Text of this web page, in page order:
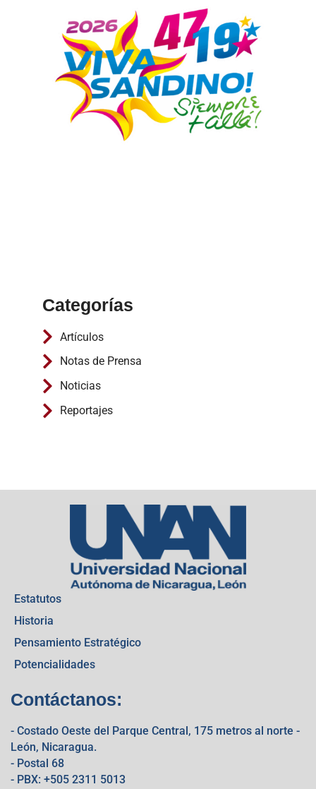
Categorías
Artículos
Notas de Prensa
Noticias
Reportajes
Estatutos
Historia
Pensamiento Estratégico
Potencialidades
Contáctanos:
- Costado Oeste del Parque Central, 175 metros al norte -
León, Nicaragua.
- Postal 68
- PBX: +505 2311 5013